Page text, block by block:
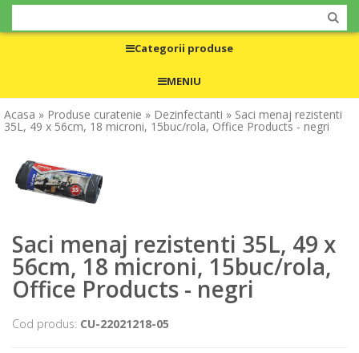
Categorii produse
MENIU
Acasa » Produse curatenie » Dezinfectanti » Saci menaj rezistenti
35L, 49 x 56cm, 18 microni, 15buc/rola, Office Products - negri
Saci menaj rezistenti 35L, 49 x
56cm, 18 microni, 15buc/rola,
Office Products - negri
Cod produs: CU-22021218-05